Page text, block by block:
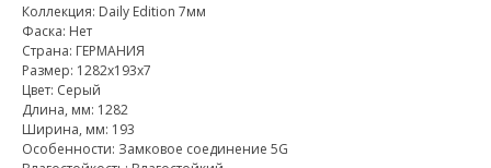
Коллекция: Daily Edition 7мм
Фаска: Нет
Страна: ГЕРМАНИЯ
Размер: 1282x193x7
Цвет: Серый
Длина, мм: 1282
Ширина, мм: 193
Особенности: Замковое соединение 5G